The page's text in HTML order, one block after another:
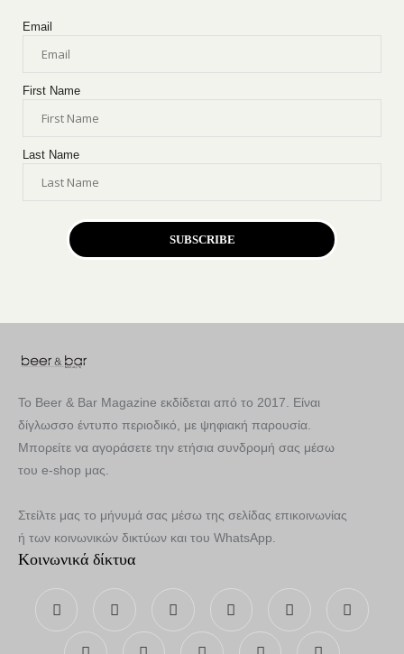
Email
First Name
Last Name
SUBSCRIBE
Το Beer & Bar Magazine εκδίδεται από το 2017. Είναι
δίγλωσσο έντυπο περιοδικό, με ψηφιακή παρουσία.
Μπορείτε να αγοράσετε την ετήσια συνδρομή σας μέσω
του e-shop μας.
Στείλτε μας το μήνυμά σας μέσω της σελίδας επικοινωνίας
ή των κοινωνικών δικτύων και του WhatsApp.
Κοινωνικά δίκτυα